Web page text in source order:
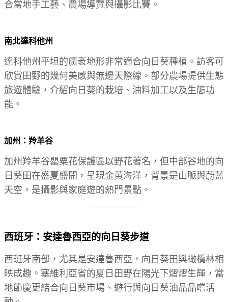
合當地手工藝、農場導覽與攝影比賽。
南北達科他州
達科他州平坦的廣袤地形非常適合向日葵種植。訪客可
欣賞田野的幾何美感與無邊天際線。部分農場提供生態
旅遊體驗，介紹向日葵的栽培、油料加工以及生態功
能。
加州：羚羊谷
加州羚羊谷罌粟花保護區以野花著名，但中部谷地的向
日葵田在盛夏盛開，呈現金黃海洋，背景是山脈與蔚藍
天空，是攝影與家庭遊的熱門景點。
西班牙：安達魯西亞的向日葵步道
西班牙南部，尤其是安達魯西亞，向日葵田與橄欖林相
映成趣。塞維利亞省的夏日田野在陽光下熠熠生輝，當
地節慶更結合向日葵市場、遊行與向日葵油品品嚐活